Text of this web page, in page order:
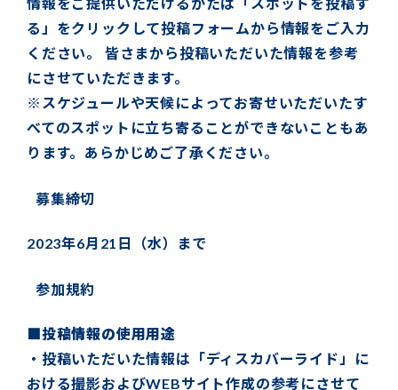
る」をクリックして投稿フォームから情報をご入力
ください。 皆さまから投稿いただいた情報を参考
にさせていただきます。
※スケジュールや天候によってお寄せいただいたす
べてのスポットに立ち寄ることができないこともあ
ります。あらかじめご了承ください。
募集締切
2023年6月21日（水）まで
参加規約
■投稿情報の使用用途
・投稿いただいた情報は「ディスカバーライド」に
おける撮影およびWEBサイト作成の参考にさせて